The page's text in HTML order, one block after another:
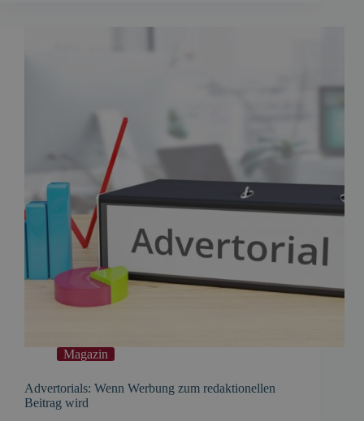
Magazin
Advertorials: Wenn Werbung zum redaktionellen
Beitrag wird